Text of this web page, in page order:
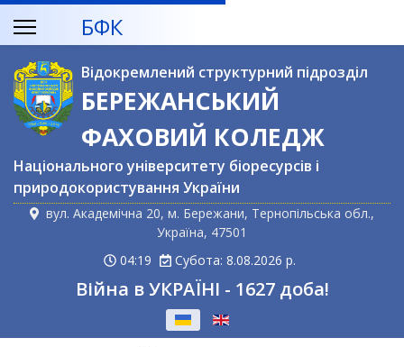
БФК
Відокремлений структурний підрозділ
БЕРЕЖАНСЬКИЙ
ФАХОВИЙ КОЛЕДЖ
Національного університету біоресурсів і
природокористування України
вул. Академічна 20, м. Бережани, Тернопільська обл.,
Україна, 47501
04:19
Субота: 8.08.2026 р.
Війна в УКРАЇНІ - 1627 доба!